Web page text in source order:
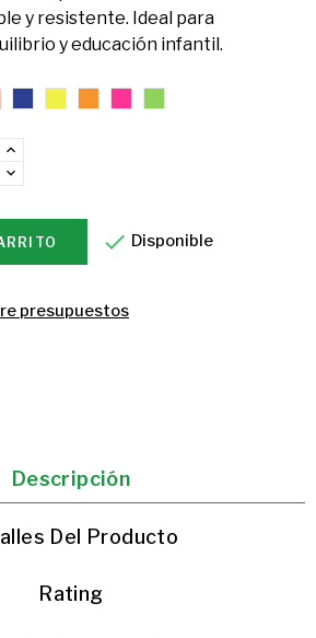
y resistente. Ideal para
y educación infantil.
 Disponible
presupuestos
Descripción
Del Producto
Rating